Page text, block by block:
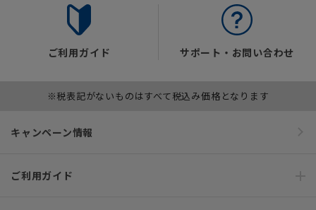
ご利用ガイド サポート・お問い合わせ
※税表記がないものはすべて税込み価格となります
キャンペーン情報
ご利用ガイド